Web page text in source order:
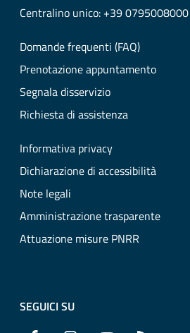
Centralino unico: +39 0795008000
Domande frequenti (FAQ)
Prenotazione appuntamento
Segnala disservizio
Richiesta di assistenza
Informativa privacy
Dichiarazione di accessibilità
Note legali
Amministrazione trasparente
Attuazione misure PNRR
SEGUICI SU